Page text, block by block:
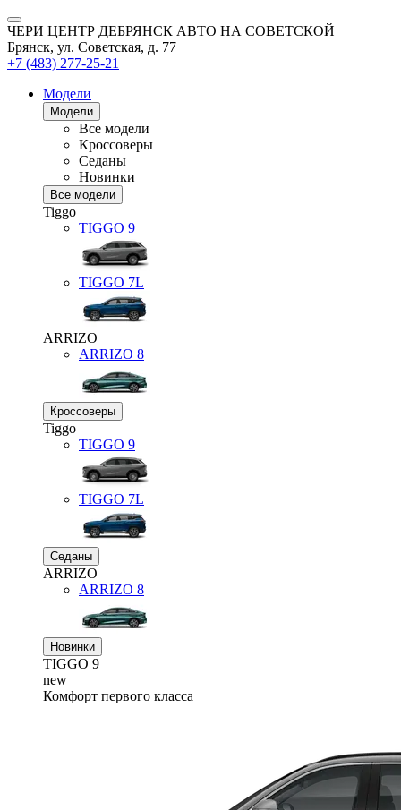
ЧЕРИ ЦЕНТР ДЕБРЯНСК АВТО НА СОВЕТСКОЙ
Брянск, ул. Советская, д. 77
+7 (483) 277-25-21
Модели
Модели
Все модели
Кроссоверы
Седаны
Новинки
Все модели
Tiggo
TIGGO 9
TIGGO 7L
ARRIZO
ARRIZO 8
Кроссоверы
Tiggo
TIGGO 9
TIGGO 7L
Седаны
ARRIZO
ARRIZO 8
Новинки
TIGGO 9
new
Комфорт первого класса